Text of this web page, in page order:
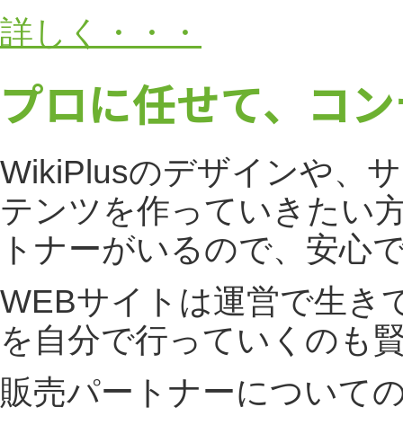
詳しく・・・
プロに任せて、コ
WikiPlusのデザインや、
テンツを作っていきたい
トナーがいるので、安心
WEBサイトは運営で生き
を自分で行っていくのも
販売パートナーについて